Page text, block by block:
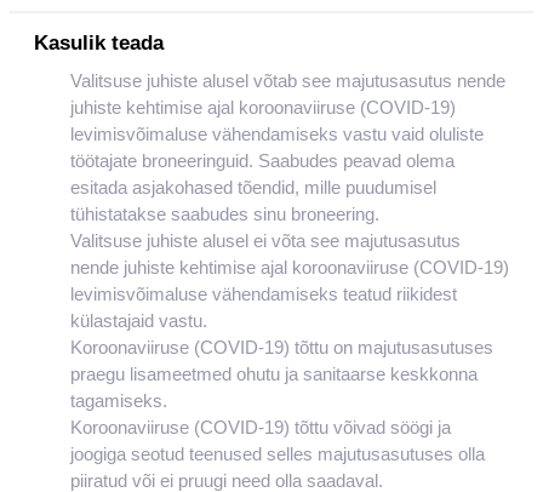
Kasulik teada
Valitsuse juhiste alusel võtab see majutusasutus nende
juhiste kehtimise ajal koroonaviiruse (COVID-19)
levimisvõimaluse vähendamiseks vastu vaid oluliste
töötajate broneeringuid. Saabudes peavad olema
esitada asjakohased tõendid, mille puudumisel
tühistatakse saabudes sinu broneering.
Valitsuse juhiste alusel ei võta see majutusasutus
nende juhiste kehtimise ajal koroonaviiruse (COVID-19)
levimisvõimaluse vähendamiseks teatud riikidest
külastajaid vastu.
Koroonaviiruse (COVID-19) tõttu on majutusasutuses
praegu lisameetmed ohutu ja sanitaarse keskkonna
tagamiseks.
Koroonaviiruse (COVID-19) tõttu võivad söögi ja
joogiga seotud teenused selles majutusasutuses olla
piiratud või ei pruugi need olla saadaval.